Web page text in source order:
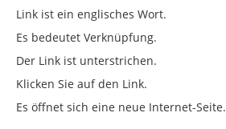
Link ist ein englisches Wort.
Es bedeutet Verknüpfung.
Der Link ist unterstrichen.
Klicken Sie auf den Link.
Es öffnet sich eine neue Internet-Seite.